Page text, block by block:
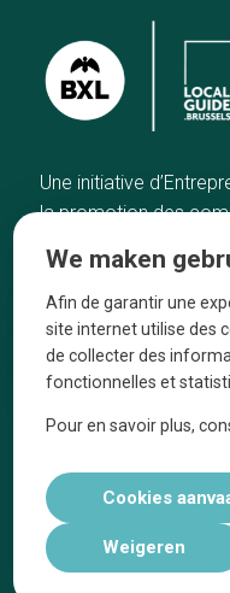
Une initiative
la promotion des
Home
De beste adressen
Blog
Winkelwijken
Tops 10
We maken
Afin de garantir une
site internet utilise des
de collecter des
fonctionnelles et
Pour en savoir plus,
Cookies
Weigeren